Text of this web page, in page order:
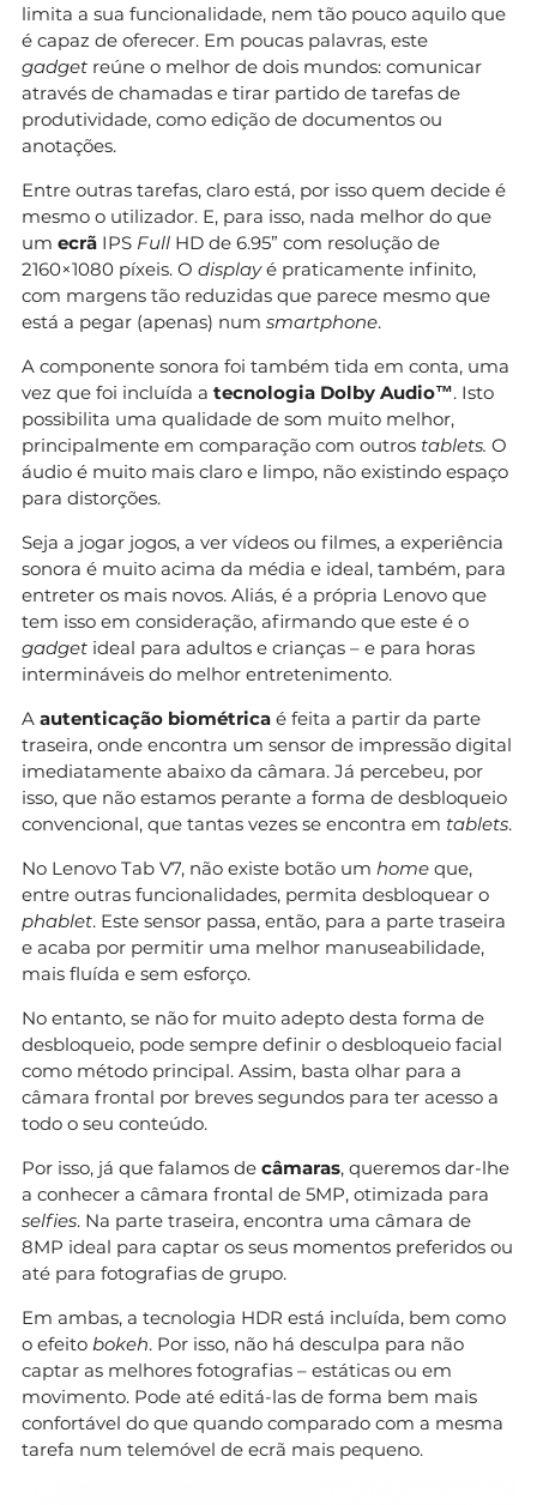
limita a sua funcionalidade, nem tão pouco aquilo que
é capaz de oferecer. Em poucas palavras, este
gadget reúne o melhor de dois mundos: comunicar
através de chamadas e tirar partido de tarefas de
produtividade, como edição de documentos ou
anotações.
Entre outras tarefas, claro está, por isso quem decide é
mesmo o utilizador. E, para isso, nada melhor do que
um ecrã IPS Full HD de 6.95” com resolução de
2160×1080 píxeis. O displayé praticamente infinito,
com margens tão reduzidas que parece mesmo que
está a pegar (apenas) num smartphone.
A componente sonora foi também tida em conta, uma
vez que foi incluída a tecnologia Dolby Audio™. Isto
possibilita uma qualidade de som muito melhor,
principalmente em comparação com outros tablets. O
áudio é muito mais claro e limpo, não existindo espaço
para distorções.
Seja a jogar jogos, a ver vídeos ou filmes, a experiência
sonora é muito acima da média e ideal, também, para
entreter os mais novos. Aliás, é a própria Lenovo que
tem isso em consideração, afirmando que este é o
gadget ideal para adultos e crianças – e para horas
intermináveis do melhor entretenimento.
A autenticação biométrica é feita a partir da parte
traseira, onde encontra um sensor de impressão digital
imediatamente abaixo da câmara. Já percebeu, por
isso, que não estamos perante a forma de desbloqueio
convencional, que tantas vezes se encontra em tablets.
No Lenovo Tab V7, não existe botão um home que,
entre outras funcionalidades, permita desbloquear o
phablet. Este sensor passa, então, para a parte traseira
e acaba por permitir uma melhor manuseabilidade,
mais fluída e sem esforço.
No entanto, se não for muito adepto desta forma de
desbloqueio, pode sempre definir o desbloqueio facial
como método principal. Assim, basta olhar para a
câmara frontal por breves segundos para ter acesso a
todo o seu conteúdo.
Por isso, já que falamos de câmaras, queremos dar-lhe
a conhecer a câmara frontal de 5MP, otimizada para
selfies. Na parte traseira, encontra uma câmara de
8MP ideal para captar os seus momentos preferidos ou
até para fotografias de grupo.
Em ambas, a tecnologia HDR está incluída, bem como
o efeito bokeh. Por isso, não há desculpa para não
captar as melhores fotografias – estáticas ou em
movimento. Pode até editá-las de forma bem mais
confortável do que quando comparado com a mesma
tarefa num telemóvel de ecrã mais pequeno.